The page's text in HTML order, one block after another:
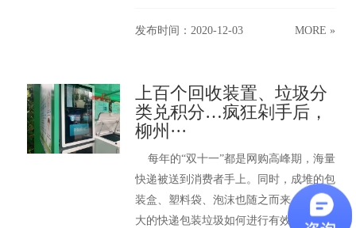
发布时间：2020-12-03 MORE »
上百个回收装置、垃圾分
类兑积分…疯狂剁手后，
柳州···
每年的“双十一”都是网购高峰期，海量
快递被送到消费者手上。同时，成堆的包
装盒、塑料袋、泡沫也随之而来。数量庞
大的快递包装垃圾如何进行有效垃圾···